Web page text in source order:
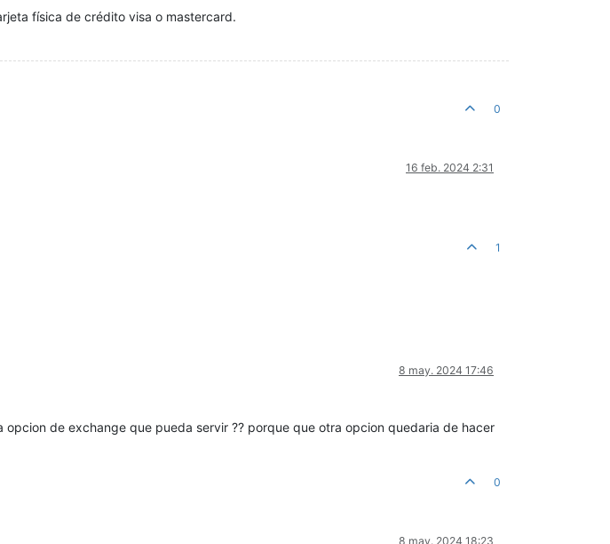
física de crédito visa o mastercard.
0
16 feb. 2024 2:31
1
8 may. 2024 17:46
de exchange que pueda servir ?? porque que otra opcion quedaria de hacer
0
8 may. 2024 18:23